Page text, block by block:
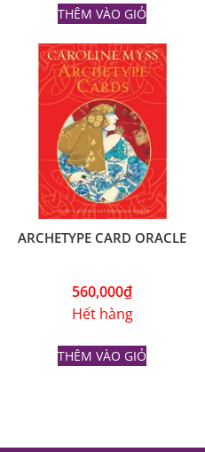
THÊM VÀO GIỎ
ARCHETYPE CARD ORACLE
560,000₫
Hết hàng
THÊM VÀO GIỎ